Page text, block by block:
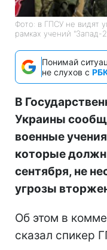
Фото: в ГПСУ не видят
рамках учений "Запад-
Понимай
не слухов с
В
Украины
военные
которые
сентября, не
угрозы
Об этом в
сказал спикер